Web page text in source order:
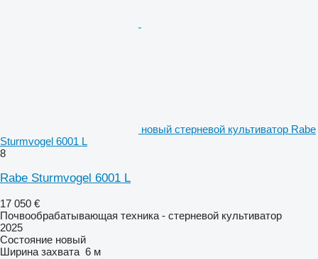
новый стерневой культиватор Rabe
Sturmvogel 6001 L
8
Rabe Sturmvogel 6001 L
17 050 €
Почвообрабатывающая техника - стерневой культиватор
2025
Состояние новый
Ширина захвата 6 м